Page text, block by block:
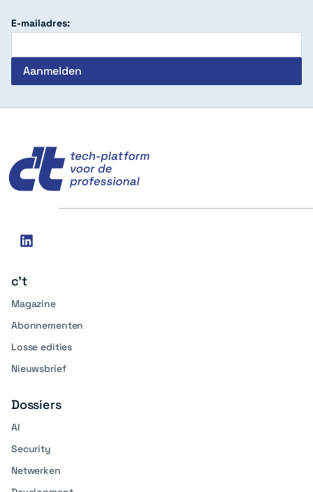
E-mailadres:
Social
linkedin
c't
Magazine
Abonnementen
Losse edities
Nieuwsbrief
Dossiers
AI
Security
Netwerken